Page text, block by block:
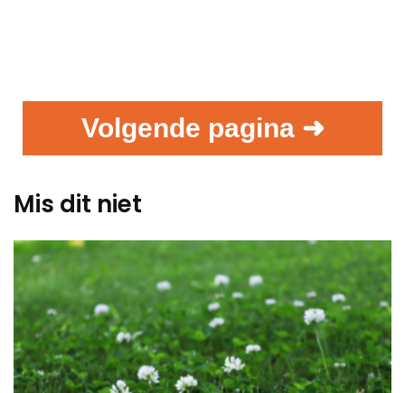
Volgende pagina ➜
Mis dit niet